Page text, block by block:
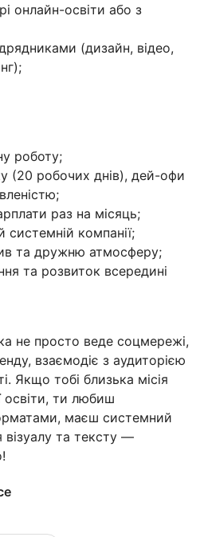
онлайн-освіти або з
(дизайн, відео,
роботу;
(20 робочих днів), дей-офи
раз на місяць;
системній компанії;
та дружню атмосферу;
та розвиток всередині
не просто веде соцмережі,
взаємодіє з аудиторією
Якщо тобі близька місія
освіти, ти любиш
маєш системний
візуалу та тексту —